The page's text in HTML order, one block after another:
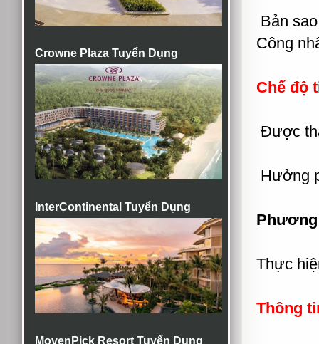
Crowne Plaza Tuyển Dụng
InterContinental Tuyển Dụng
MovenPick Resort Tuyển Dụng
Bản
Công
Chế độ
Được
Hưởng
Thực
Thông